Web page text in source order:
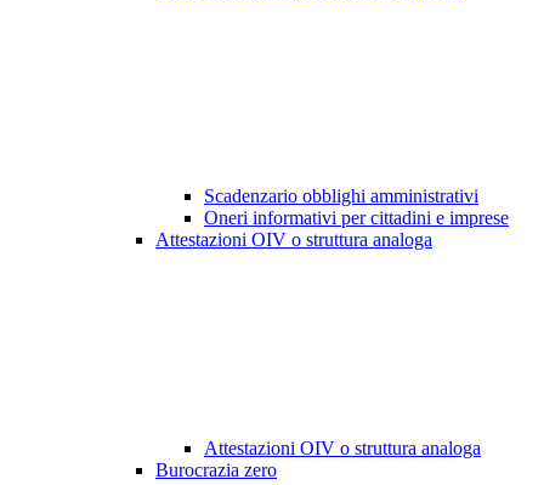
Scadenzario obblighi amministrativi
Oneri informativi per cittadini e imprese
Attestazioni OIV o struttura analoga
Attestazioni OIV o struttura analoga
Burocrazia zero